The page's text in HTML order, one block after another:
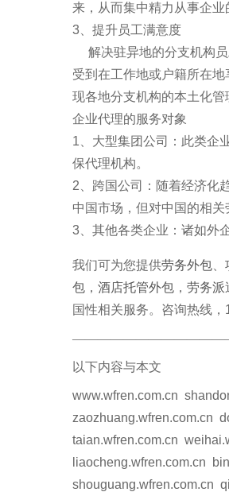
来，从而集中精力从事企业
3、提升员工满意度
解决驻异地的分支机构员
受到在工作地或户籍所在
现各地分支机构的本土化管
企业代理的服务对象
1、大型集团公司：此类企
保代理机构。
2、跨国公司：随着经济化
中国市场，但对中国的相
3、其他各类企业：诸如外
我们可为您提供劳务外包
包 ， 酒店托管外包 ， 劳务派
国性相关服务。咨询热线
以下内容与本文
www.wfren.com.cn
zaozhuang.wfren.com.cn
taian.wfren.com.cn
liaocheng.wfren.com.cn
shouguang.wfren.com.cn